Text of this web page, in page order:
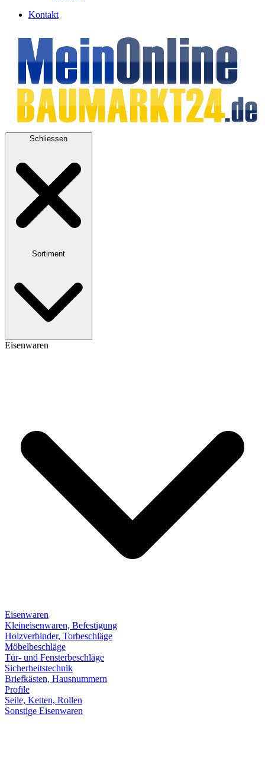
Kontakt
Schliessen
Sortiment
Eisenwaren
Eisenwaren
Kleineisenwaren, Befestigung
Holzverbinder, Torbeschläge
Möbelbeschläge
Tür- und Fensterbeschläge
Sicherheitstechnik
Briefkästen, Hausnummern
Profile
Seile, Ketten, Rollen
Sonstige Eisenwaren